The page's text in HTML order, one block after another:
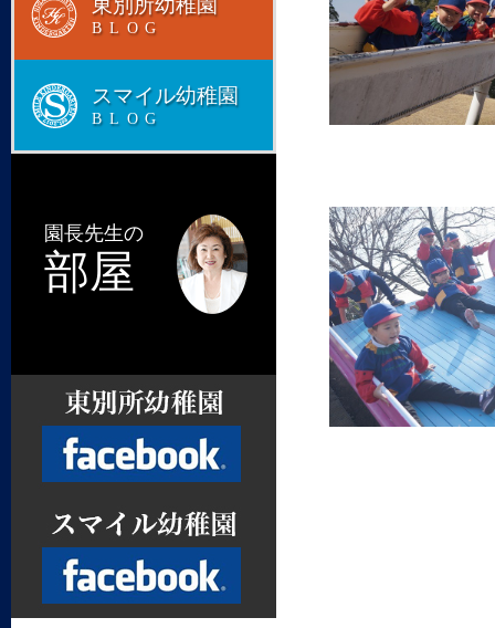
東別所幼稚園
BLOG
スマイル幼稚園
BLOG
園長先生の
部屋
Facebook